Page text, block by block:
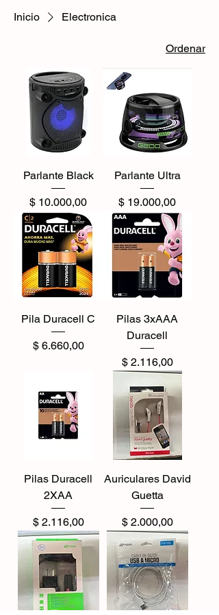
Inicio Electronica
Ordenar
Parlante Black
Precio
$ 10.000,00
Parlante Ultra
Precio
$ 19.000,00
Pila Duracell C
Precio
$ 6.660,00
Pilas 3xAAA
Duracell
Precio
$ 2.116,00
Pilas Duracell
2XAA
Precio
$ 2.116,00
Auriculares David
Guetta
Precio
$ 2.000,00